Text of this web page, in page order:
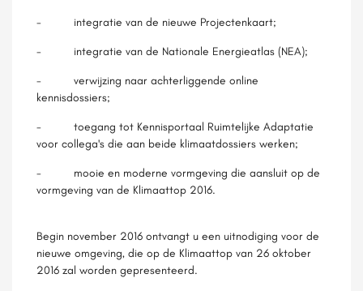
- integratie van de nieuwe Projectenkaart;
- integratie van de Nationale Energieatlas (NEA);
- verwijzing naar achterliggende online
kennisdossiers;
- toegang tot Kennisportaal Ruimtelijke Adaptatie
voor collega's die aan beide klimaatdossiers werken;
- mooie en moderne vormgeving die aansluit op de
vormgeving van de Klimaattop 2016.
Begin november 2016 ontvangt u een uitnodiging voor de
nieuwe omgeving, die op de Klimaattop van 26 oktober
2016 zal worden gepresenteerd.